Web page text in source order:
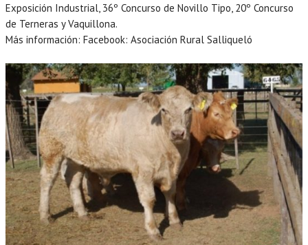
Exposición Industrial, 36º Concurso de Novillo Tipo, 20º Concurso
de Terneras y Vaquillona.
Más información: Facebook: Asociación Rural Salliqueló